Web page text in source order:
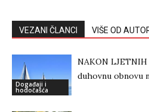
VEZANI ČLANCI VIŠE OD
Događaji i
hodočašća
NAKON
duhovnu obnovu